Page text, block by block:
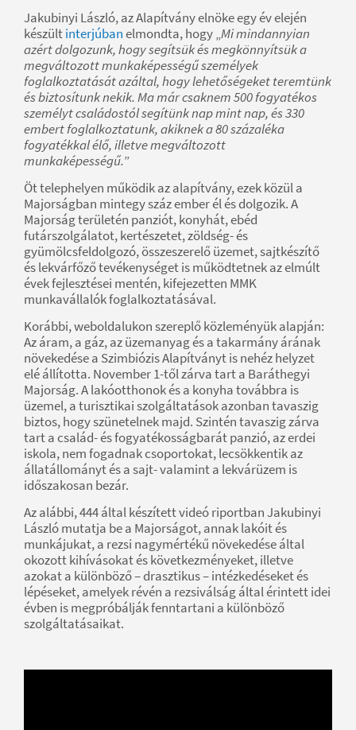
Jakubinyi László, az Alapítvány elnöke egy év elején
készültinterjúbanelmondta, hogy „Mi mindannyian
azért dolgozunk, hogy segítsük és megkönnyítsük a
megváltozott munkaképességű személyek
foglalkoztatását azáltal, hogy lehetőségeket teremtünk
és biztosítunk nekik. Ma már csaknem 500 fogyatékos
személyt családostól segítünk nap mint nap, és 330
embert foglalkoztatunk, akiknek a 80 százaléka
fogyatékkal élő, illetve megváltozott
munkaképességű.”
Öt telephelyen működik az alapítvány, ezek közül a
Majorságban mintegy száz ember él és dolgozik. A
Majorság területén panziót, konyhát, ebéd
futárszolgálatot, kertészetet, zöldség- és
gyümölcsfeldolgozó, összeszerelő üzemet, sajtkészítő
és lekvárfőző tevékenységet is működtetnek az elmúlt
évek fejlesztései mentén, kifejezetten MMK
munkavállalók foglalkoztatásával.
Korábbi, weboldalukon szereplő közleményük alapján:
Az áram, a gáz, az üzemanyag és a takarmány árának
növekedése a Szimbiózis Alapítványt is nehéz helyzet
elé állította. November 1-től zárva tart a Baráthegyi
Majorság. A lakóotthonok és a konyha továbbra is
üzemel, a turisztikai szolgáltatások azonban tavaszig
biztos, hogy szünetelnek majd. Szintén tavaszig zárva
tart a család- és fogyatékosságbarát panzió, az erdei
iskola, nem fogadnak csoportokat, lecsökkentik az
állatállományt és a sajt- valamint a lekvárüzem is
időszakosan bezár.
Az alábbi, 444 által készített videó riportban Jakubinyi
László mutatja be a Majorságot, annak lakóit és
munkájukat, a rezsi nagymértékű növekedése által
okozott kihívásokat és következményeket, illetve
azokat a különböző – drasztikus – intézkedéseket és
lépéseket, amelyek révén a rezsiválság által érintett idei
évben is megpróbálják fenntartani a különböző
szolgáltatásaikat.